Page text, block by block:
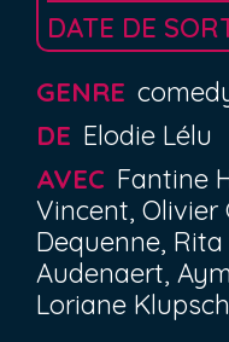
DATE DE
GENRE
DE Elodie Lélu
AVEC Fantine
Vincent, Olivier
Dequenne,
Audenaert,
Loriane Klupsch